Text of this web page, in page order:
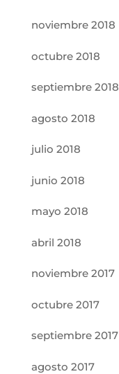
noviembre 2018
octubre 2018
septiembre 2018
agosto 2018
julio 2018
junio 2018
mayo 2018
abril 2018
noviembre 2017
octubre 2017
septiembre 2017
agosto 2017